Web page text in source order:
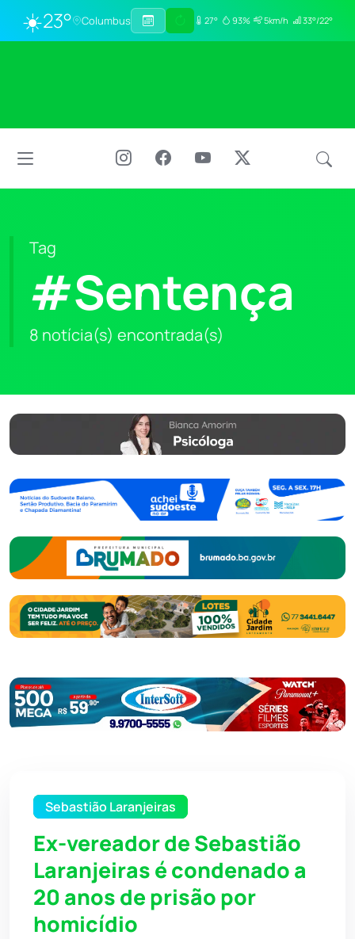
☀️23° Columbus 27° 93% 5km/h 33°/22°
Tag
#Sentença
8 notícia(s) encontrada(s)
Sebastião Laranjeiras
Ex-vereador de Sebastião
Laranjeiras é condenado a
20 anos de prisão por
homicídio